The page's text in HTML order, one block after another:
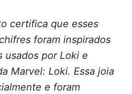
certifica que esses
foram inspirados
usados por Loki e
Marvel: Loki. Essa joia
e foram